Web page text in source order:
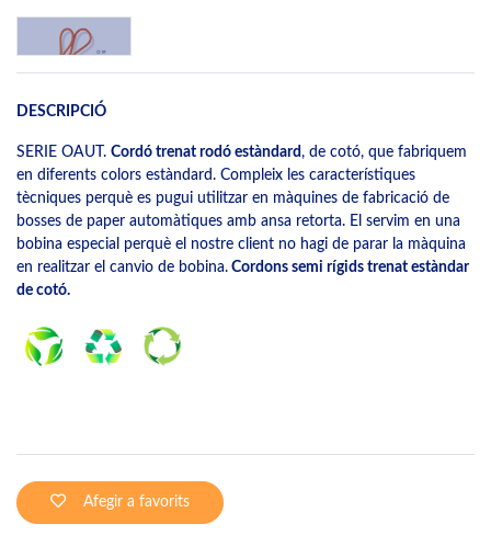
DESCRIPCIÓ
SERIE OAUT. Cordó trenat rodó estàndard, de cotó, que fabriquem
en diferents colors estàndard. Compleix les característiques
tècniques perquè es pugui utilitzar en màquines de fabricació de
bosses de paper automàtiques amb ansa retorta. El servim en una
bobina especial perquè el nostre client no hagi de parar la màquina
en realitzar el canvio de bobina. Cordons semi rígids trenat estàndar
de cotó.
Afegir a favorits